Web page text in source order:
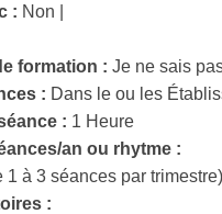
: Non
formation : Je ne sais
: Dans le ou les
: 1 Heure
an ou rhytme :
1 à 3 séances par
: